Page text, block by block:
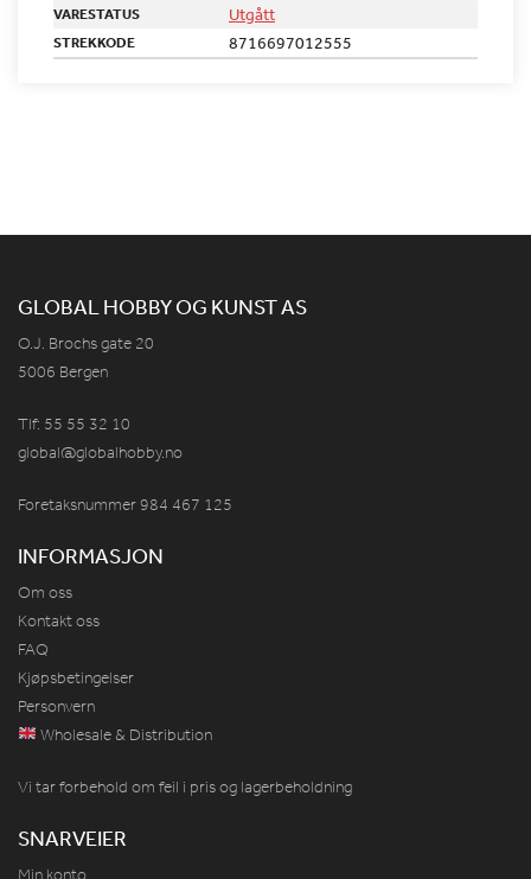
VARESTATUS
Utgått
STREKKODE 8716697012555
GLOBAL HOBBY OG KUNST AS
O.J. Brochs gate 20
5006 Bergen
Tlf: 55 55 32 10
global@globalhobby.no
Foretaksnummer 984 467 125
INFORMASJON
Om oss
Kontakt oss
FAQ
Kjøpsbetingelser
Personvern
Wholesale & Distribution
Vi tar forbehold om feil i pris og lagerbeholdning
SNARVEIER
Min konto